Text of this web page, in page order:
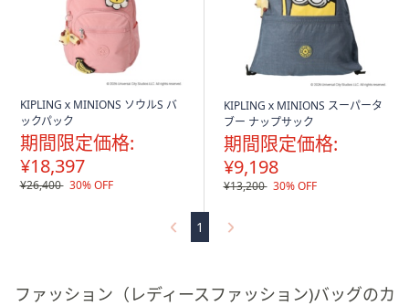
KIPLINGｘMINIONS ソウルS バ
ックパック
期間限定価格:
¥18,397
¥26,400 30% OFF
KIPLINGｘMINIONS スーパータ
ブー ナップサック
期間限定価格:
¥9,198
¥13,200 30% OFF
1
ファッション（レディースファッション)バッグのカ